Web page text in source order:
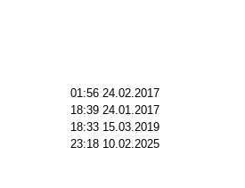
01:56 24.02.2017
18:39 24.01.2017
18:33 15.03.2019
23:18 10.02.2025